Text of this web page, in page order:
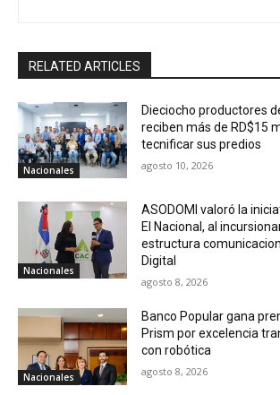
RELATED ARTICLES
Nacionales
Dieciocho productores
reciben más de RD$15
tecnificar sus predios
agosto 10, 2026
Nacionales
ASODOMI valoró la
El Nacional, al
estructura
Digital
agosto 8, 2026
Nacionales
Banco Popular gana
Prism por excelencia
con robótica
agosto 8, 2026